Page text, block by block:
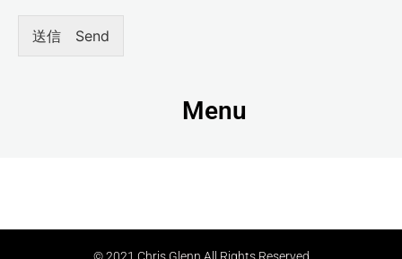
送信 Send
Menu
© 2021 Chris Glenn All Rights Reserved